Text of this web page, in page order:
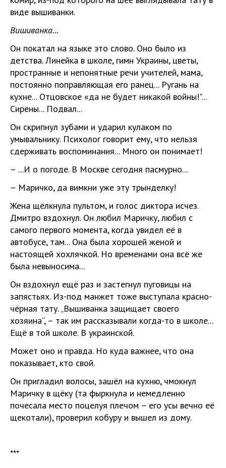
виде вышиванки.
Вишиванка...
Он покатал на языке это слово. Оно было из
детства. Линейка в школе, гимн Украины, цветы,
пространные и непонятные речи учителей, мама,
постоянно поправляющая его ранец... Ругань на
кухне... Отцовское «да не будет никакой войны!"...
Сирены... Подвал...
Он скрипнул зубами и ударил кулаком по
умывальнику. Психолог говорит ему, что нельзя
сдерживать воспоминания... Много он понимает!
– ...И о погоде. В Москве сегодня пасмурно...
– Маричко, да вимкни уже эту трынделку!
Жена щёлкнула пультом, и голос диктора исчез.
Дмитро вздохнул. Он любил Маричку, любил с
самого первого момента, когда увидел её в
автобусе, там... Она была хорошей женой и
настоящей хохлячкой. Но временами она всё же
была невыносима...
Он вздохнул ещё раз и застегнул пуговицы на
запястьях. Из-под манжет тоже выступала красно-
чёрная тату. „Вышиванка защищает своего
хозяина“, – так им рассказывали когда-то в школе...
Ещё в той школе. В украинской.
Может оно и правда. Но куда важнее, что она
показывает, кто свой.
Он пригладил волосы, зашёл на кухню, чмокнул
Маричку в щёку (та фыркнула и немедленно
почесала место поцелуя плечом – его усы вечно её
щекотали), проверил кобуру и вышел из дому.
***